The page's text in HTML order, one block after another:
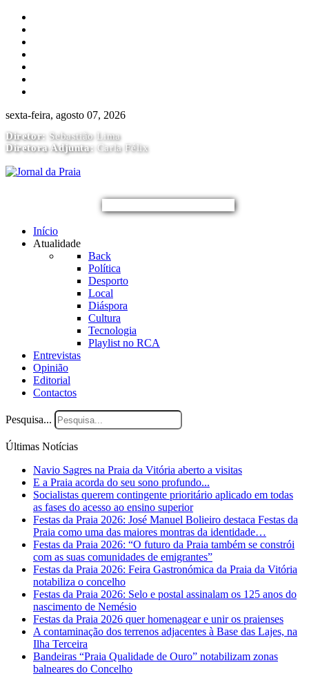
sexta-feira, agosto 07, 2026
Diretor: Sebastião Lima
Diretora Adjunta: Carla Félix
Início
Atualidade
Back
Política
Desporto
Local
Diáspora
Cultura
Tecnologia
Playlist no RCA
Entrevistas
Opinião
Editorial
Contactos
Pesquisa...
Últimas Notícias
Navio Sagres na Praia da Vitória aberto a visitas
E a Praia acorda do seu sono profundo...
Socialistas querem contingente prioritário aplicado em todas
as fases do acesso ao ensino superior
Festas da Praia 2026: José Manuel Bolieiro destaca Festas da
Praia como uma das maiores montras da identidade…
Festas da Praia 2026: “O futuro da Praia também se constrói
com as suas comunidades de emigrantes”
Festas da Praia 2026: Feira Gastronómica da Praia da Vitória
notabiliza o concelho
Festas da Praia 2026: Selo e postal assinalam os 125 anos do
nascimento de Nemésio
Festas da Praia 2026 quer homenagear e unir os praienses
A contaminação dos terrenos adjacentes à Base das Lajes, na
Ilha Terceira
Bandeiras “Praia Qualidade de Ouro” notabilizam zonas
balneares do Concelho